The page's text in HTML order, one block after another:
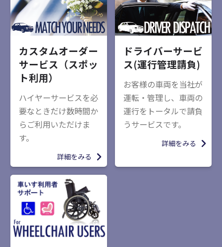
カスタムオーダー
サービス（スポッ
ト利用）
ハイヤーサービスを必
要なときだけ数時間か
らご利用いただけま
す。
詳細をみる
ドライバーサービ
ス(運行管理請負)
お客様の車両を当社が
運転・管理し、車両の
運行をトータルで請負
うサービスです。
詳細をみる